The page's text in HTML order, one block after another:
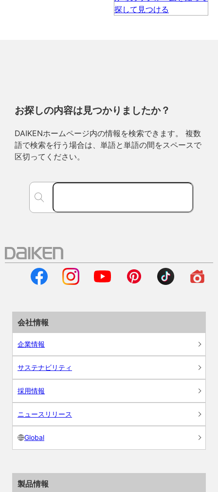
お探しの内容は見つかりましたか？
DAIKENホームページ内の情報を検索できます。 複数
語で検索を行う場合は、単語と単語の間をスペースで
区切ってください。
会社情報
企業情報
サステナビリティ
採用情報
ニュースリリース
Global
製品情報